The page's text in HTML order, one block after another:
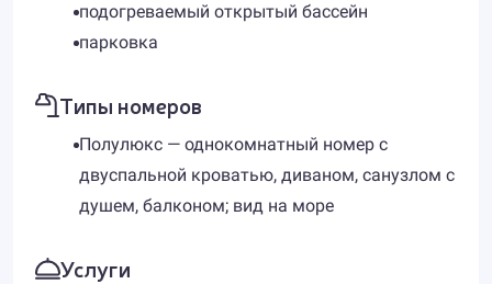
подогреваемый открытый бассейн
парковка
Типы номеров
Полулюкс — однокомнатный номер с
двуспальной кроватью, диваном, санузлом с
душем, балконом; вид на море
Услуги